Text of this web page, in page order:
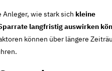
wie stark sich kleine
langfristig auswirken
können über längere